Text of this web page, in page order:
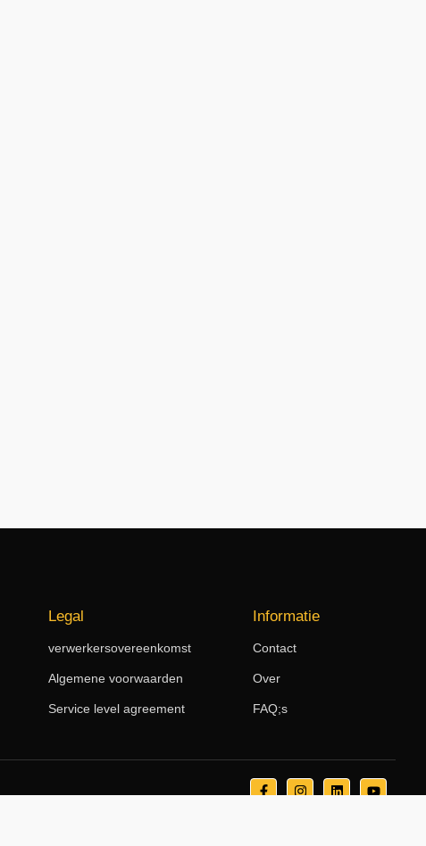
Legal
verwerkersovereenkomst
Algemene voorwaarden
Service level agreement
Informatie
Contact
Over
FAQ;s